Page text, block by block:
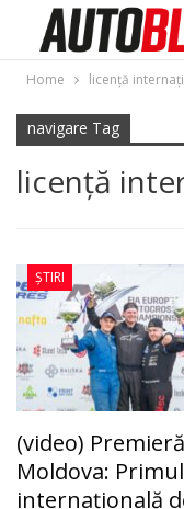
Home licenţă
navigare Tag
licenţă
ȘTIRI
(video)
Moldova:
internațională